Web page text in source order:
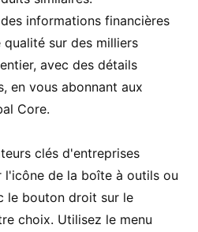
informations financières
sur des milliers
avec des détails
en vous abonnant aux
Core.
clés d'entreprises
l'icône de la boîte à outils ou
le bouton droit sur le
choix. Utilisez le menu